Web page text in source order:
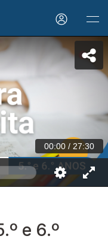
00:00 / 27:30
e 6.º